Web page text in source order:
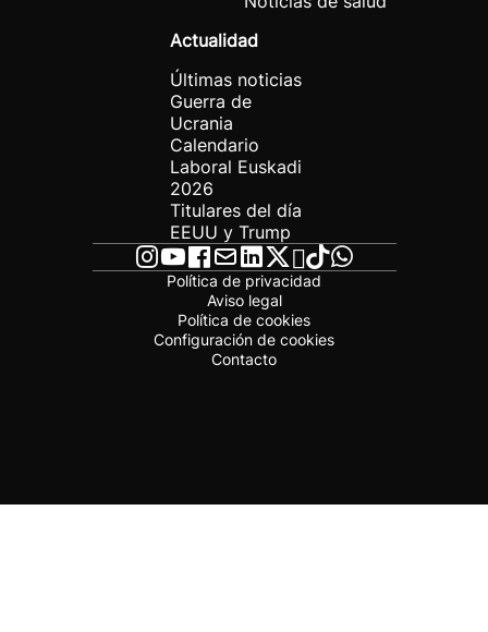
Actualidad
Últimas noticias
Guerra de
Ucrania
Calendario
Laboral Euskadi
2026
Titulares del día
EEUU y Trump
Política de privacidad
Aviso legal
Política de cookies
Configuración de cookies
Contacto